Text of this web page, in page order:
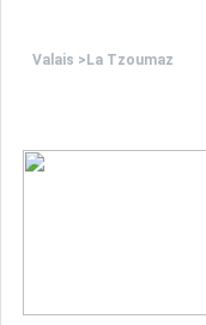
Valais > La Tzoumaz